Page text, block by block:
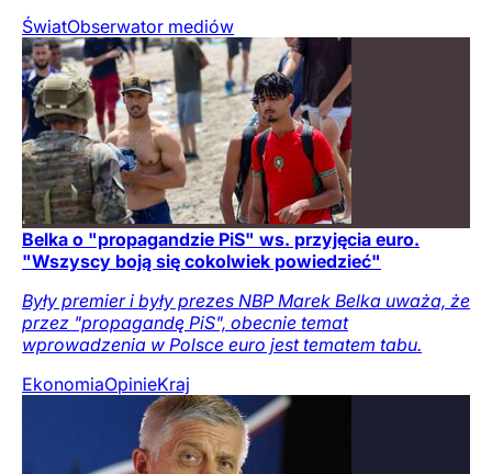
ŚwiatObserwator mediów
Belka o "propagandzie PiS" ws. przyjęcia euro.
"Wszyscy boją się cokolwiek powiedzieć"
Były premier i były prezes NBP Marek Belka uważa, że
przez "propagandę PiS", obecnie temat
wprowadzenia w Polsce euro jest tematem tabu.
EkonomiaOpinieKraj